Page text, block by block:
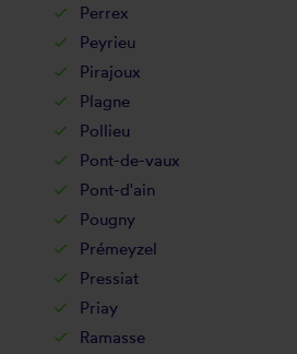
Perrex
Peyrieu
Pirajoux
Plagne
Pollieu
Pont-de-vaux
Pont-d'ain
Pougny
Prémeyzel
Pressiat
Priay
Ramasse